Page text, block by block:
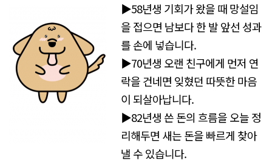
▶58년생 기회가 왔을 때 망설임
을 접으면 남보다 한 발 앞선 성과
를 손에 넣습니다.
▶70년생 오랜 친구에게 먼저 연
락을 건네면 잊혔던 따뜻한 마음
이 되살아납니다.
▶82년생 쓴 돈의 흐름을 오늘 정
리해두면 새는 돈을 빠르게 찾아
낼 수 있습니다.